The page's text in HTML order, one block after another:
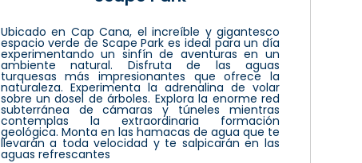
Ubicado en Cap Cana, el increíble y gigantesco
espacio verde de Scape Park es ideal para un día
experimentando un sinfín de aventuras en un
ambiente natural. Disfruta de las aguas
turquesas más impresionantes que ofrece la
naturaleza. Experimenta la adrenalina de volar
sobre un dosel de árboles. Explora la enorme red
subterránea de cámaras y túneles mientras
contemplas la extraordinaria formación
geológica. Monta en las hamacas de agua que te
llevarán a toda velocidad y te salpicarán en las
aguas refrescantes